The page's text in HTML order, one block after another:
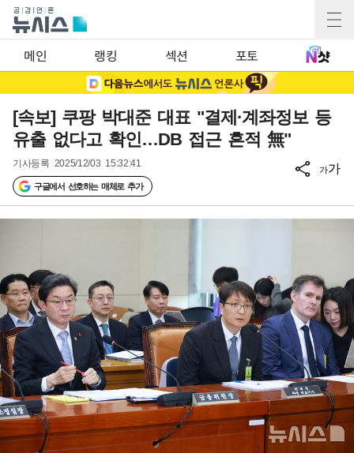
메인 랭킹 섹션 포토
[속보] 쿠팡 박대준 대표 "결제·계좌정보 등
유출 없다고 확인…DB 접근 흔적 無"
기사등록 2025/12/03 15:32:41
구글에서 선호하는 매체로 추가
가가